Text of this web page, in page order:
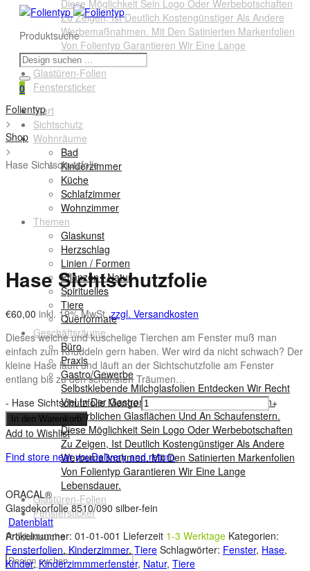
Diese Möglichkeit Sein Logo Oder Werbebotschaften
Zu Zeigen, Ist Deutlich Kostengünstiger Als Andere
Werbemaßnahmen. Mit Den Satinierten Markenfolien
Von Folientyp Garantieren Wir Eine Lange
Lebensdauer.
Glastüren-Folien
Fenstersticker
Start
Sichtschutz
Wohnräume
Bad
Kinderzimmer
Küche
Schlafzimmer
Wohnzimmer
Themen
Glaskunst
Herzschlag
Linien / Formen
Pflanzen / Natur
Spirituelles
Tiere
Querformate
Geschäftsräume
Büro
Praxis
Gastro/Gewerbe
Selbstklebende Milchglasfolien Entdecken Wir Recht
Viel In Der Gastronomie Und Auf Verschiedenen
Gewerblichen Glasflächen Und An Schaufenstern.
Diese Möglichkeit Sein Logo Oder Werbebotschaften
Zu Zeigen, Ist Deutlich Kostengünstiger Als Andere
Werbemaßnahmen. Mit Den Satinierten Markenfolien
Von Folientyp Garantieren Wir Eine Lange
Lebensdauer.
Glastüren-Folien
Fenstersticker
Produktsuche
Produktsuche
0
Folientyp
>
Shop
>
Hase Sichtschutzfolie
Hase Sichtschutzfolie
€60,00 inkl. 19% MwSt.zzgl. Versandkosten
Dieses weiche und kuschelige Tierchen am Fenster muß man
einfach zum Knuddeln gern haben. Wer wird da nicht schwach? Der
kleine Hase läuft und läuft an der Sichtschutzfolie am Fenster
entlang bis zu den schönsten Träumen…
- Hase Sichtschutzfolie Menge +
In den Warenkorb
Add to Wishlist
Find store near youDelivery and return
ORACAL®
Glasdekorfolie 8510/090 silber-fein
Datenblatt
Artikelnummer: 01-01-001 Lieferzeit 1-3 Werktage Kategorien:
Fensterfolien, Kinderzimmer, Tiere Schlagwörter: Fenster, Hase,
Kinder, Kinderzimmmerfenster, Natur, Tiere